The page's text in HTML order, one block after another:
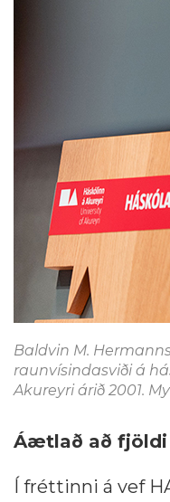
Baldvin M.
raunvísindasviði á
Akureyri árið 2001.
Áætlað að fjöldi
Í fréttinni á vef